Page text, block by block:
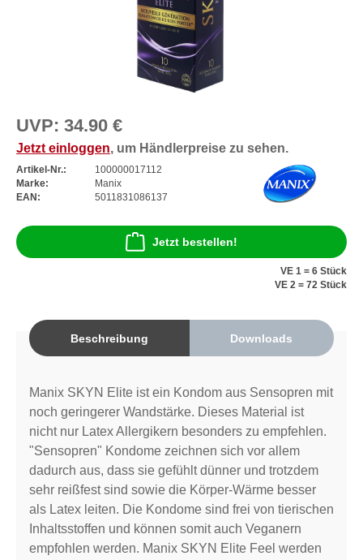
UVP: 34.90 €
Jetzt einloggen, um Händlerpreise zu sehen.
Artikel-Nr.:
100000017112
Marke:
Manix
EAN:
5011831086137
Jetzt bestellen!
VE 1 = 6 Stück
VE 2 = 72 Stück
Beschreibung Downloads
Manix SKYN Elite ist ein Kondom aus Sensopren mit
noch geringerer Wandstärke. Dieses Material ist
nicht nur Latex Allergikern besonders zu empfehlen.
"Sensopren" Kondome zeichnen sich vor allem
dadurch aus, dass sie gefühlt dünner und trotzdem
sehr reißfest sind sowie die Körper-Wärme besser
als Latex leiten. Die Kondome sind frei von tierischen
Inhaltsstoffen und können somit auch Veganern
empfohlen werden. Manix SKYN Elite Feel werden